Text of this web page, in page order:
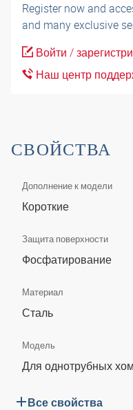
Register now and
and many exclusive
Войти /
Наш центр
СВОЙСТВА
Дополнение к модели
Короткие
Защита поверхности
Фосфатирование
Материал
Сталь
Модель
Для однотрубных
Все свойства